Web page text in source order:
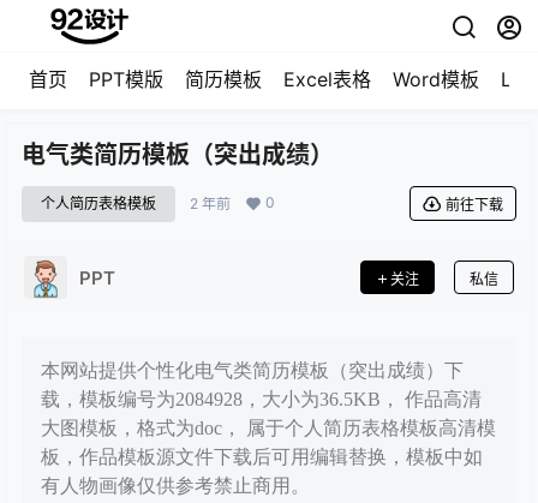
首页 PPT模版 简历模板 Excel表格 Word模板
电气类简历模板（突出成绩）
个人简历表格模板 2 年前 0 前往下载
PPT 关注 私信
本网站提供个性化电气类简历模板（突出成绩）下
载，模板编号为2084928，大小为36.5KB， 作品高清
大图模板，格式为doc， 属于个人简历表格模板高清模
板，作品模板源文件下载后可用编辑替换，模板中如
有人物画像仅供参考禁止商用。